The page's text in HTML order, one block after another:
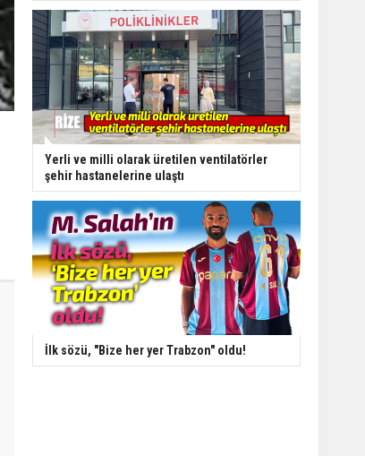
Yerli ve milli olarak üretilen ventilatörler
şehir hastanelerine ulaştı
İlk sözü, "Bize her yer Trabzon" oldu!